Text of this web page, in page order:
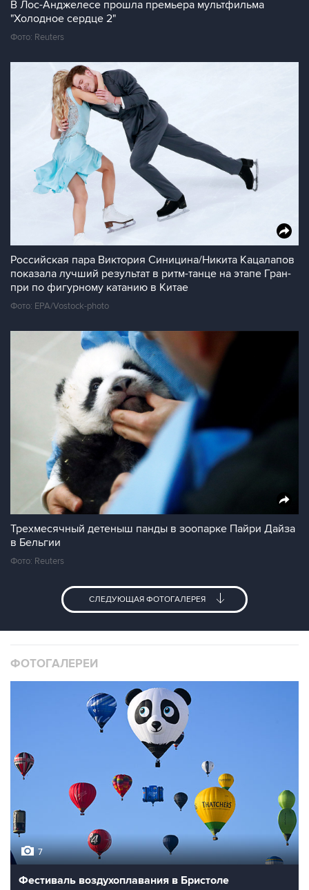
В Лос-Анджелесе прошла премьера мультфильма
"Холодное сердце 2"
Фото: Reuters
Российская пара Виктория Синицина/Никита Кацалапов
показала лучший результат в ритм-танце на этапе Гран-
при по фигурному катанию в Китае
Фото: EPA/Vostock-photo
Трехмесячный детеныш панды в зоопарке Пайри Дайза
в Бельгии
Фото: Reuters
СЛЕДУЮЩАЯ ФОТОГАЛЕРЕЯ
ФОТОГАЛЕРЕИ
7
Фестиваль воздухоплавания в Бристоле